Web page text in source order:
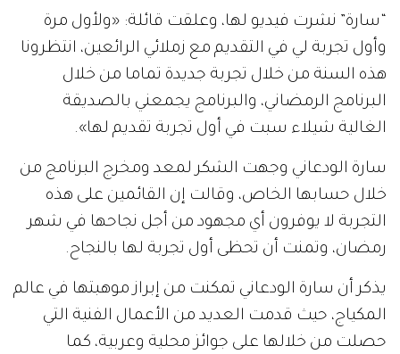
“سارة” نشرت فيديو لها، وعلقت قائلة: «ولأول مرة
وأول تجربة لي في التقديم مع زملائي الرائعين، انتظرونا
هذه السنة من خلال تجربة جديدة تماما من خلال
البرنامج الرمضاني، والبرنامج يجمعني بالصديقة
الغالية شيلاء سبت في أول تجربة تقديم لها».
سارة الودعاني وجهت الشكر لمعد ومخرج البرنامج من
خلال حسابها الخاص، وقالت إن القائمين على هذه
التجربة لا يوفرون أي مجهود من أجل نجاحها في شهر
رمضان، وتمنت أن تحظى أول تجربة لها بالنجاح.
يذكر أن سارة الودعاني تمكنت من إبراز موهبتها في عالم
المكياج، حيث قدمت العديد من الأعمال الفنية التي
حصلت من خلالها على جوائز محلية وعربية، كما